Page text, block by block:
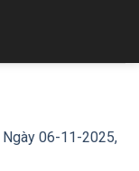
Ngày 06-11-2025,